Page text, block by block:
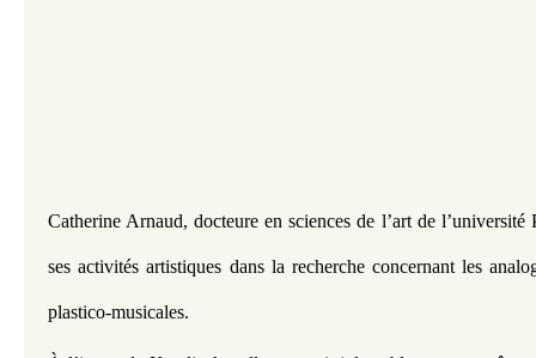
Catherine Arnaud, docteure en sciences de l’art de l’université
ses activités artistiques dans la recherche concernant les
plastico-musicales.